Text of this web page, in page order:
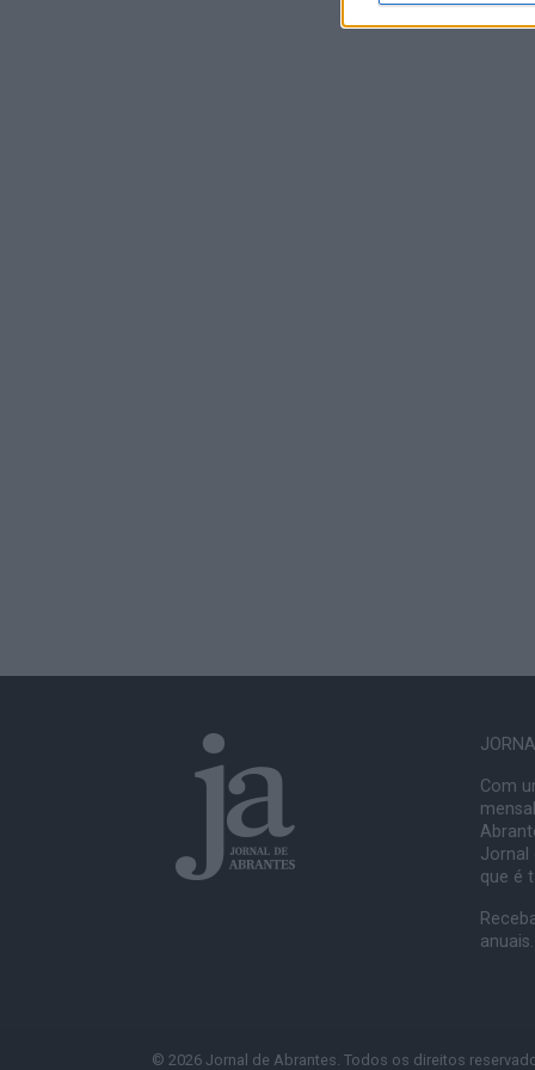
Com
Jornal
que é
anuais.
© 2026 Jornal de Abrantes. Todos os direitos